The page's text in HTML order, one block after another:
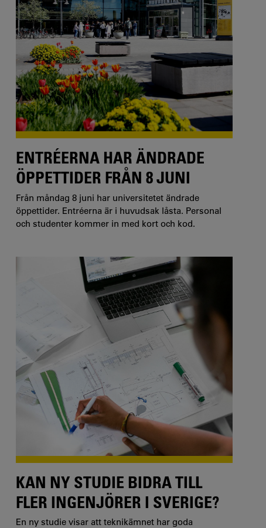
ENTRÉERNA HAR ÄNDRADE
ÖPPETTIDER FRÅN 8 JUNI
Från måndag 8 juni har universitetet ändrade
öppettider. Entréerna är i huvudsak låsta. Personal
och studenter kommer in med kort och kod.
KAN NY STUDIE BIDRA TILL
FLER INGENJÖRER I SVERIGE?
En ny studie visar att teknikämnet har goda